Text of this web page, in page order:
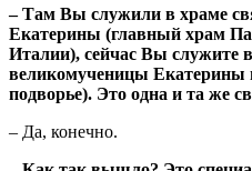
– Там Вы служили в храме
Екатерины (главный храм
Италии), сейчас Вы служите
великомученицы Екатерины
подворье). Это одна и та же
– Да, конечно.